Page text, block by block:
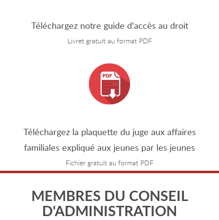
Téléchargez notre guide d'accès au droit
Livret gratuit au format PDF
Téléchargez la plaquette du juge aux affaires
familiales expliqué aux jeunes par les jeunes
Fichier gratuit au format PDF
MEMBRES DU CONSEIL
D'ADMINISTRATION